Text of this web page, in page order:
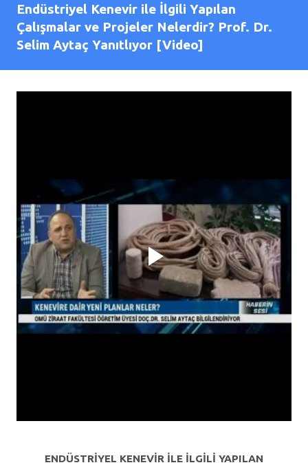
Endüstriyel Kenevir ile İlgili Yapılan
Çalışmalar ve Projeler Nelerdir? Prof. Dr.
Selim Aytaç Yanıtlıyor [Video]
ENDÜSTRİYEL KENEVİR İLE İLGİLİ YAPILAN